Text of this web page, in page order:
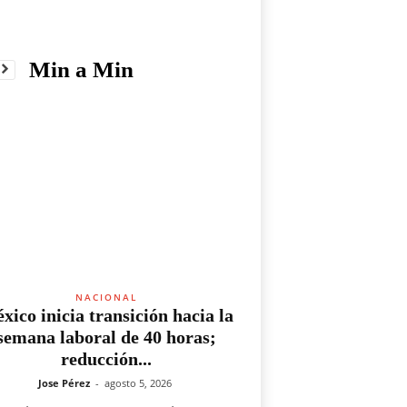
Min a Min
NACIONAL
inicia transición hacia la
laboral de 40 horas;
reducción...
Jose Pérez - agosto 5, 2026